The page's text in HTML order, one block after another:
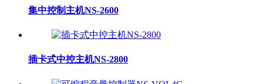
集中控制主机NS-2600
插卡式中控主机NS-2800